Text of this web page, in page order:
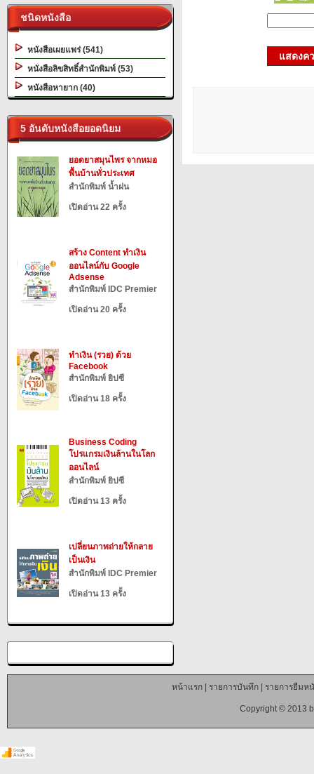
ชนิดหนังสือ
หนังสือเผยแพร่ (541)
หนังสือลิขสิทธิ์สำนักพิมพ์ (53)
หนังสือหายาก (40)
5 อันดับหนังสือยอดนิยม
ยอดยาสมุนไพร จากหมอ
พื้นบ้านทั่วประเทศ
สำนักพิมพ์ น้ำฝน
เปิดอ่าน 22 ครั้ง
สร้าง Content ทำเงิน
ออนไลน์กับ Google
Adsense
สำนักพิมพ์ IDC Premier
เปิดอ่าน 20 ครั้ง
ทำเงิน (รวย) ด้วย
Facebook
สำนักพิมพ์ ยิปซี
เปิดอ่าน 18 ครั้ง
Business Coding
โปรแกรมเงินล้านในโลก
ออนไลน์
สำนักพิมพ์ ยิปซี
เปิดอ่าน 13 ครั้ง
เปลี่ยนภาพถ่ายให้กลาย
เป็นเงิน
สำนักพิมพ์ IDC Premier
เปิดอ่าน 13 ครั้ง
แสดงค
หน้าแรก| รายการบันทึก| รายการยืมห
Copyright © 2013